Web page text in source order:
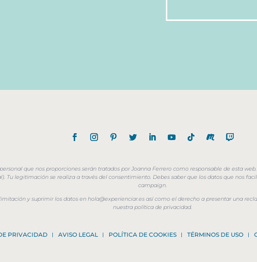
que nos proporciones serán tratados por Joanna Ferrero como responsable de esta
Tu legitimación se realiza a través del consentimiento. Debes saber que los datos que nos
campaign.
y suprimir los datos en hola@experienciar.es así como el derecho a presentar una
nuestra política de privacidad.
PRIVACIDAD AVISO LEGAL POLÍTICA DE COOKIES TÉRMINOS DE USO